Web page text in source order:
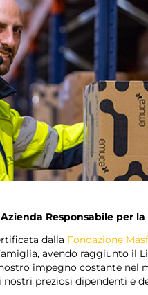
Responsabile per
dalla Fondazione
avendo raggiunto il
impegno costante nel
nostri preziosi dipendenti e